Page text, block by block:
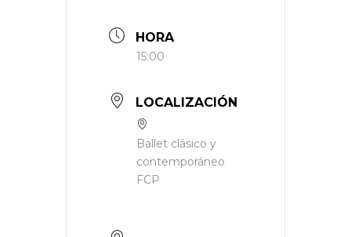
HORA
15:00
LOCALIZACIÓN
Ballet clásico y
contemporáneo
FCP